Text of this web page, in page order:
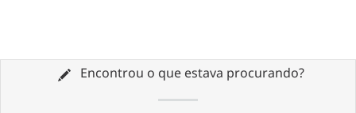
Encontrou o que estava procurando?